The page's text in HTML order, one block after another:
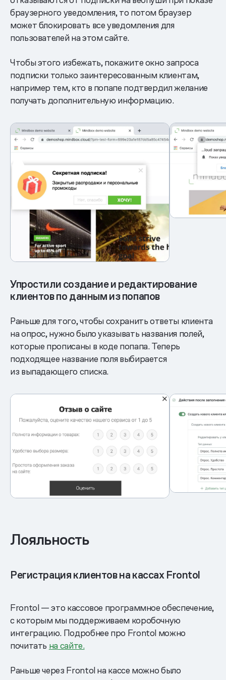
браузерного уведомления, то потом браузер
может блокировать все уведомления для
пользователей на этом сайте.
Чтобы этого избежать, покажите окно запроса
подписки только заинтересованным клиентам,
например тем, кто в попапе подтвердил желание
получать дополнительную информацию.
Упростили создание и редактирование
клиентов по данным из попапов
Раньше для того, чтобы сохранить ответы клиента
на опрос, нужно было указывать названия полей,
которые прописаны в коде попапа. Теперь
подходящее название поля выбирается
из выпадающего списка.
Лояльность
Регистрация клиентов на кассах Frontol
Frontol — это кассовое программное обеспечение,
с которым мы поддерживаем коробочную
интеграцию. Подробнее про Frontol можно
почитать на сайте.
Раньше через Frontol на кассе можно было